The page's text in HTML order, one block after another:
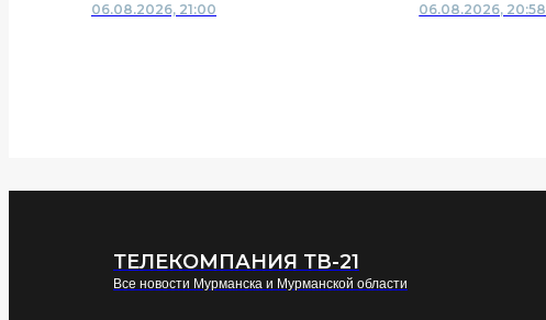
06.08.2026, 21:00 06.08.2026, 20:58
ТЕЛЕКОМПАНИЯ ТВ-21
Все новости Мурманска и Мурманской области